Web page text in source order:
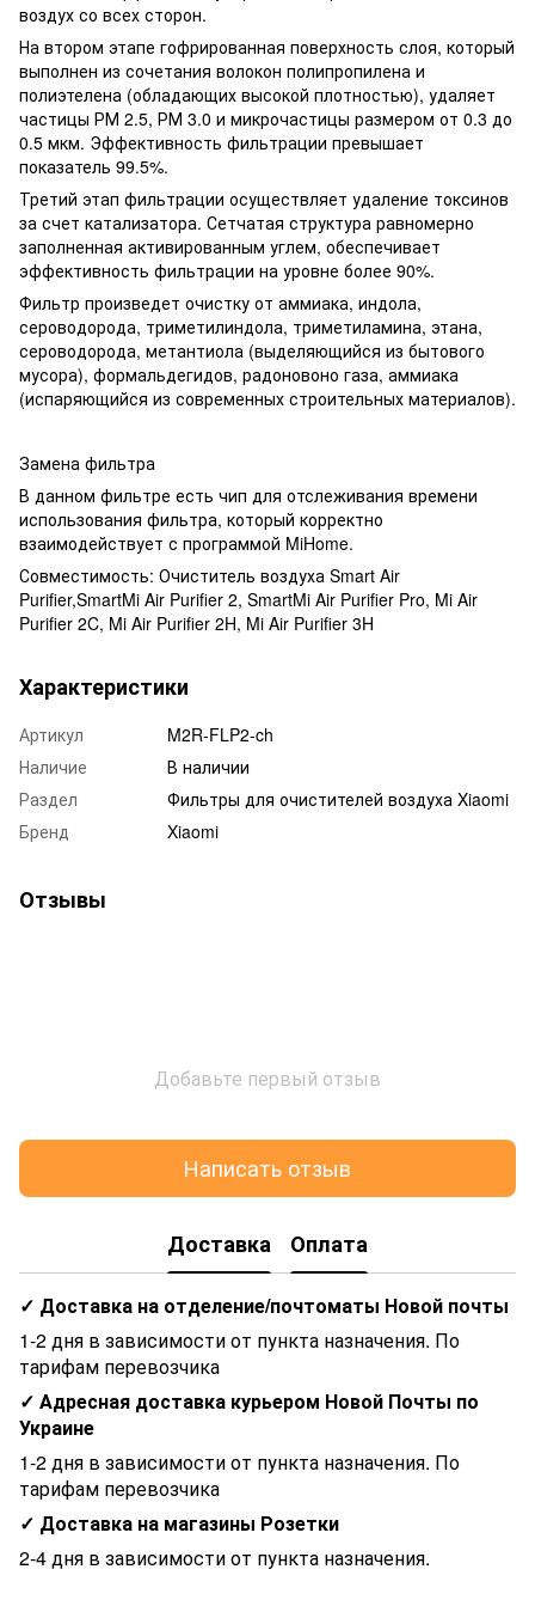
воздух со всех сторон.
На втором этапе гофрированная поверхность слоя, который
выполнен из сочетания волокон полипропилена и
полиэтелена (обладающих высокой плотностью), удаляет
частицы РМ 2.5, РМ 3.0 и микрочастицы размером от 0.3 до
0.5 мкм. Эффективность фильтрации превышает
показатель 99.5%.
Третий этап фильтрации осуществляет удаление токсинов
за счет катализатора. Сетчатая структура равномерно
заполненная активированным углем, обеспечивает
эффективность фильтрации на уровне более 90%.
Фильтр произведет очистку от аммиака, индола,
сероводорода, триметилиндола, триметиламина, этана,
сероводорода, метантиола (выделяющийся из бытового
мусора), формальдегидов, радоновоно газа, аммиака
(испаряющийся из современных строительных материалов).
Замена фильтра
В данном фильтре есть чип для отслеживания времени
использования фильтра, который корректно
взаимодействует с программой MiHome.
Совместимость: Очиститель воздуха Smart Air
Purifier,SmartMi Air Purifier 2, SmartMi Air Purifier Pro, Mi Air
Purifier 2C, Mi Air Purifier 2H, Mi Air Purifier 3H
Характеристики
Артикул
M2R-FLP2-ch
Наличие
В наличии
Раздел
Фильтры для очистителей воздуха Xiaomi
Бренд
Xiaomi
Отзывы
Добавьте первый отзыв
Написать отзыв
Доставка Оплата
✓ Доставка на отделение/почтоматы Новой почты
1-2 дня в зависимости от пункта назначения. По
тарифам перевозчика
✓ Адресная доставка курьером Новой Почты по
Украине
1-2 дня в зависимости от пункта назначения. По
тарифам перевозчика
✓ Доставка на магазины Розетки
2-4 дня в зависимости от пункта назначения.